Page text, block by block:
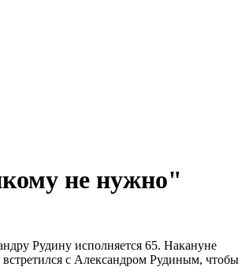
не нужно"
Рудину исполняется 65. Накануне
с Александром Рудиным, чтобы